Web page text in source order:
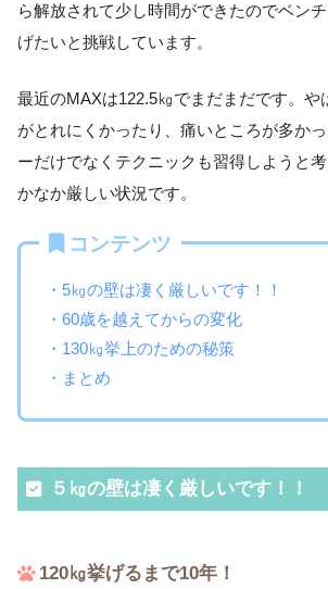
ら解放されて少し時間ができたのでベン
げたいと挑戦しています。
最近のMAXは122.5㎏でまだまだです。や
がとれにくかったり、痛いところが多か
ーだけでなくテクニックも習得しようと
かなか厳しい状況です。
コンテンツ
・5㎏の壁は凄く厳しいです！！
・60歳を越えてからの変化
・130㎏挙上のための秘策
・まとめ
５㎏の壁は凄く厳しいです！！
120㎏挙げるまで10年！